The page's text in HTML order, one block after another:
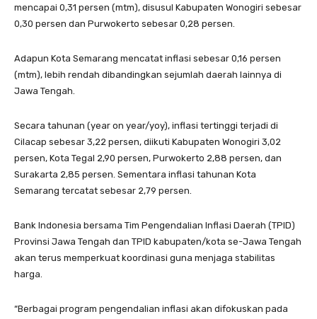
mencapai 0,31 persen (mtm), disusul Kabupaten Wonogiri sebesar
0,30 persen dan Purwokerto sebesar 0,28 persen.
Adapun Kota Semarang mencatat inflasi sebesar 0,16 persen
(mtm), lebih rendah dibandingkan sejumlah daerah lainnya di
Jawa Tengah.
Secara tahunan (year on year/yoy), inflasi tertinggi terjadi di
Cilacap sebesar 3,22 persen, diikuti Kabupaten Wonogiri 3,02
persen, Kota Tegal 2,90 persen, Purwokerto 2,88 persen, dan
Surakarta 2,85 persen. Sementara inflasi tahunan Kota
Semarang tercatat sebesar 2,79 persen.
Bank Indonesia bersama Tim Pengendalian Inflasi Daerah (TPID)
Provinsi Jawa Tengah dan TPID kabupaten/kota se-Jawa Tengah
akan terus memperkuat koordinasi guna menjaga stabilitas
harga.
“Berbagai program pengendalian inflasi akan difokuskan pada